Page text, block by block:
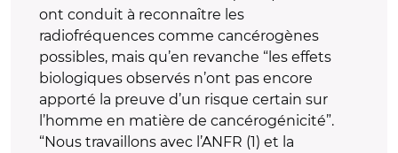
ont conduit à reconnaître les
radiofréquences comme cancérogènes
possibles, mais qu’en revanche “les effets
biologiques observés n’ont pas encore
apporté la preuve d’un risque certain sur
l’homme en matière de cancérogénicité”.
“Nous travaillons avec l’ANFR (1) et la